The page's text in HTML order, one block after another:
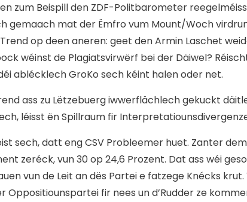
zum Beispill den ZDF-Politbarometer
gemaach mat der Ëmfro vum Mount/Woch
op deen aneren: geet den Armin Laschet
wéinst de Plagiatsvirwërf bei der Däiwel?
ablécklech GroKo sech kéint halen oder net.
ass zu Lëtzebuerg iwwerflächlech gekuckt
léisst ën Spillraum fir
sech, datt eng CSV Probleemer huet. Zanter
zeréck, vun 30 op 24,6 Prozent. Dat ass wéi
vun de Leit an dës Partei e fatzege Knécks
Oppositiounspartei fir nees un d’Rudder ze